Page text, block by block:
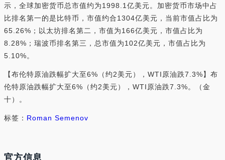
示，全球加密货币总市值约为1998.1亿美元。加密货币市场中占
比排名第一的是比特币，市值约合1304亿美元，当前市值占比为
65.26%；以太坊排名第二，市值为166亿美元，市值占比为
8.28%；瑞波币排名第三，总市值为102亿美元，市值占比为
5.10%。
【布伦特原油跌幅扩大至6%（约2美元），WTI原油跌7.3%】布
伦特原油跌幅扩大至6%（约2美元），WTI原油跌7.3%。（金
十）。
标签： Roman Semenov
官方信息